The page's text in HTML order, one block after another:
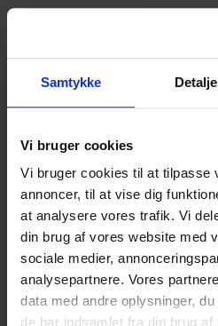
Samtykke
Vi bruger cookies
Vi bruger cookies til at tilpasse
annoncer, til at vise dig
at analysere vores trafik. Vi
din brug af vores website med
sociale medier,
analysepartnere. Vores
data med andre oplysninger,
de har indsamlet fra din brug af
Praktisk
Sted: VIA University
Tidspunkt: Tirsdag d. 19.
13.30
Forplejning: morgenmad
Pris: GRATIS DELTAGELSE
Tilmelding direkte hos VIA
TILMELD DIG HER
En stor tak til vores